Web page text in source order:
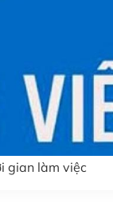
gian làm việc